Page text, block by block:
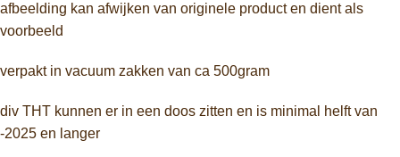
afbeelding kan afwijken van originele product en dient als
voorbeeld
verpakt in vacuum zakken van ca 500gram
div THT kunnen er in een doos zitten en is minimal helft van
-2025 en langer